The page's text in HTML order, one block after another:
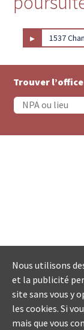
▸ 1537
Trouver
Nous utilisons
et la publicité
site sans vous y
les cookies. Si
mais que vous